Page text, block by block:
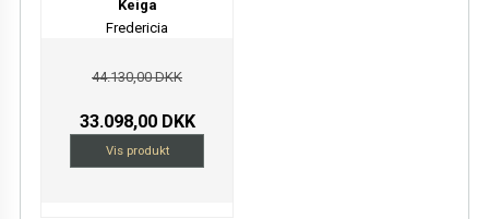
Keiga
Fredericia
44.130,00 DKK
33.098,00 DKK
Vis produkt